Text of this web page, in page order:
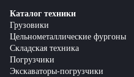
Каталог техники
Грузовики
Цельнометаллические фургоны
Складская техника
Погрузчики
Экскаваторы-погрузчики